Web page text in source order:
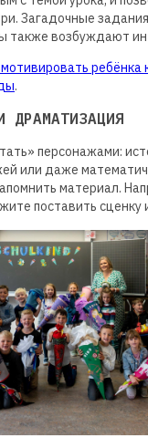
Загадочные
также возбуждают
ребёнка
.
ДРАМАТИЗАЦИЯ
персонажами:
или даже
материал.
поставить сценку
от 8 до 13 лет
GOITEENS
ЛЕТА В